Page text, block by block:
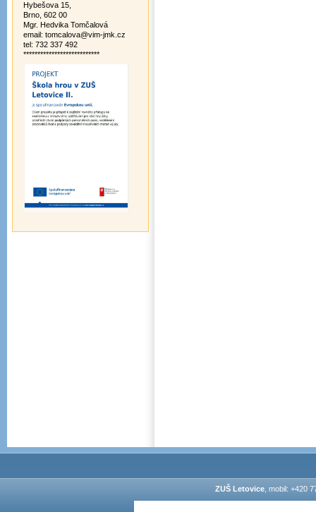
Hybešova 15,
Brno, 602 00
Mgr. Hedvika Tomčalová
email: tomcalova@vim-jmk.cz
tel: 732 337 492
***************************
ZUŠ Letovice, mobil: +420